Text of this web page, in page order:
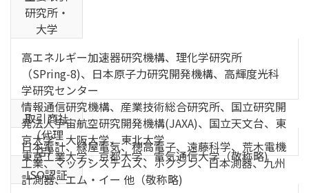
研究所・
大学
高エネルギー加速器研究機構、理化学研究所
（SPring-8)、日本原子力研究開発機構、高輝度光科
学研究センター
情報通信研究機構、産業技術総合研究所、国立研究開
発法人宇宙航空研究開発機構(JAXA)、国立天文台、東
京大学、大阪大学、東北大学
東京工業大学、京都大学、電気通信大学（敬称略)
取引商社
（代理
店）
日本電計、緑屋電気、穂高電子、遠藤科学、荒木電機
工業、マックシステムズ、ホクシン、日本測器、九州
計測器、エム・イー 他（敬称略)
ISO認証